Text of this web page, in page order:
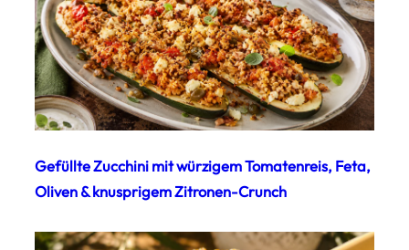
Gefüllte Zucchini mit würzigem Tomatenreis, Feta,
Oliven & knusprigem Zitronen-Crunch